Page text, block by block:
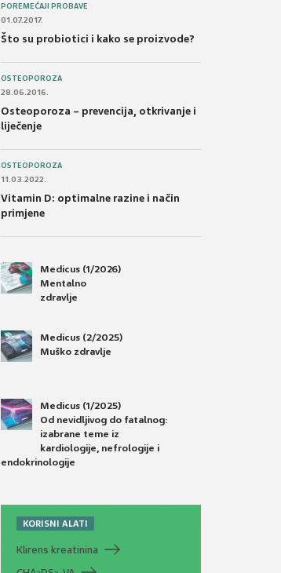
POREMEĆAJI PROBAVE
01.07.2017.
Što su probiotici i kako se proizvode?
OSTEOPOROZA
28.06.2016.
Osteoporoza – prevencija, otkrivanje i
liječenje
OSTEOPOROZA
11.03.2022.
Vitamin D: optimalne razine i način
primjene
Medicus (1/2026)
Mentalno
zdravlje
Medicus (2/2025)
Muško zdravlje
Medicus (1/2025)
Od nevidljivog do fatalnog:
izabrane teme iz
kardiologije, nefrologije i
endokrinologije
KORISNI ALATI
Klirens kreatinina